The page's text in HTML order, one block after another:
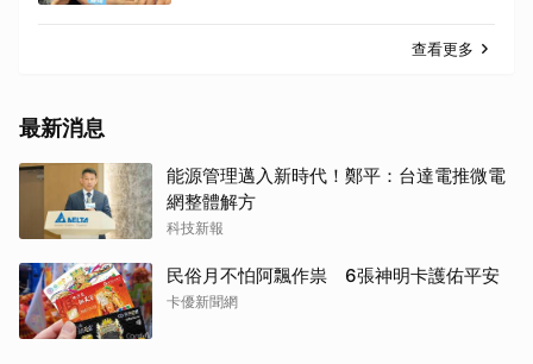
查看更多
最新消息
能源管理邁入新時代！鄭平：台達電推微電
網整體解方
科技新報
民俗月不怕阿飄作祟 6張神明卡護佑平安
卡優新聞網